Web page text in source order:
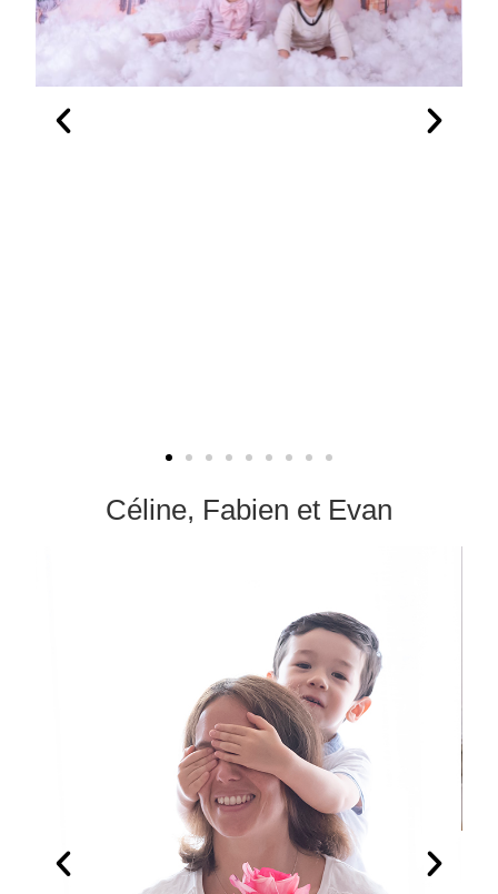
Céline, Fabien et Evan